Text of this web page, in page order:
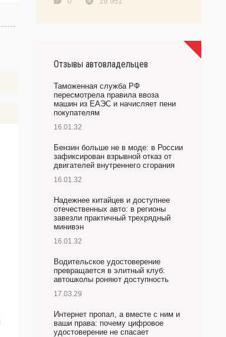
Отзывы автовладельцев
Таможенная служба РФ
пересмотрела правила ввоза
машин из ЕАЭС и начисляет пени
покупателям
16.01.32
Бензин больше не в моде: в России
зафиксирован взрывной отказ от
двигателей внутреннего сгорания
16.01.32
Надежнее китайцев и доступнее
отечественных авто: в регионы
завезли практичный трехрядный
минивэн
16.01.32
Водительское удостоверение
превращается в элитный клуб:
автошколы роняют доступность
17.03.29
Интернет пропал, а вместе с ним и
ваши права: почему цифровое
удостоверение не спасает